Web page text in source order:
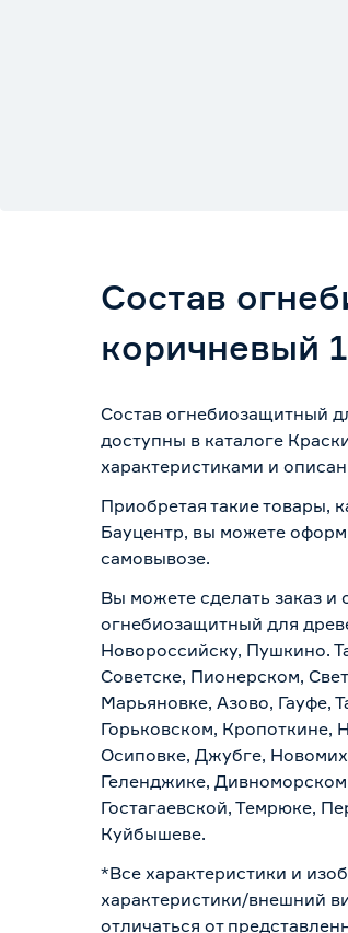
Состав
коричневый
Состав огнебиозащитный
доступны в каталоге
характеристиками и
Приобретая такие товары,
Бауцентр, вы можете
самовывозе.
Вы можете сделать заказ и
огнебиозащитный для
Новороссийску, Пушкино.
Советске, Пионерском,
Марьяновке, Азово, Гауфе,
Горьковском, Кропоткине,
Осиповке, Джубге,
Геленджике,
Гостагаевской, Темрюке,
Куйбышеве.
*Все характеристики и
характеристики/внешний
отличаться от